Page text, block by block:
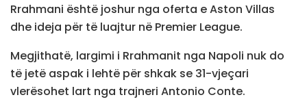
Rrahmani është joshur nga oferta e Aston Villas
dhe ideja për të luajtur në Premier League.
Megjithatë, largimi i Rrahmanit nga Napoli nuk do
të jetë aspak i lehtë për shkak se 31-vjeçari
vlerësohet lart nga trajneri Antonio Conte.